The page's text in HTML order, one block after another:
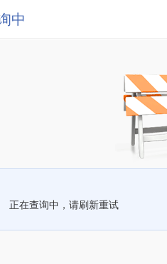
中
正在查询中，请刷新重试